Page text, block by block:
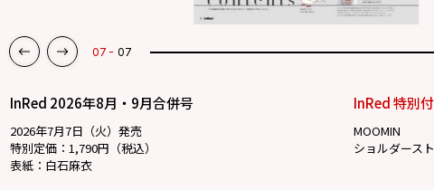
07 07
InRed 2026年8月・9月合併号
2026年7月7日（火）発売
特別定価：1,790円（税込）
表紙：白石麻衣
InRed 特別
MOOMIN
ショルダース